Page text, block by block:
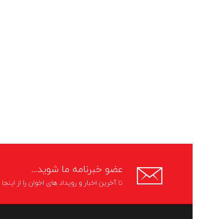
عضو خبرنامه ما شوید...
تا آخرین اخبار و رویداد های اخوان را از